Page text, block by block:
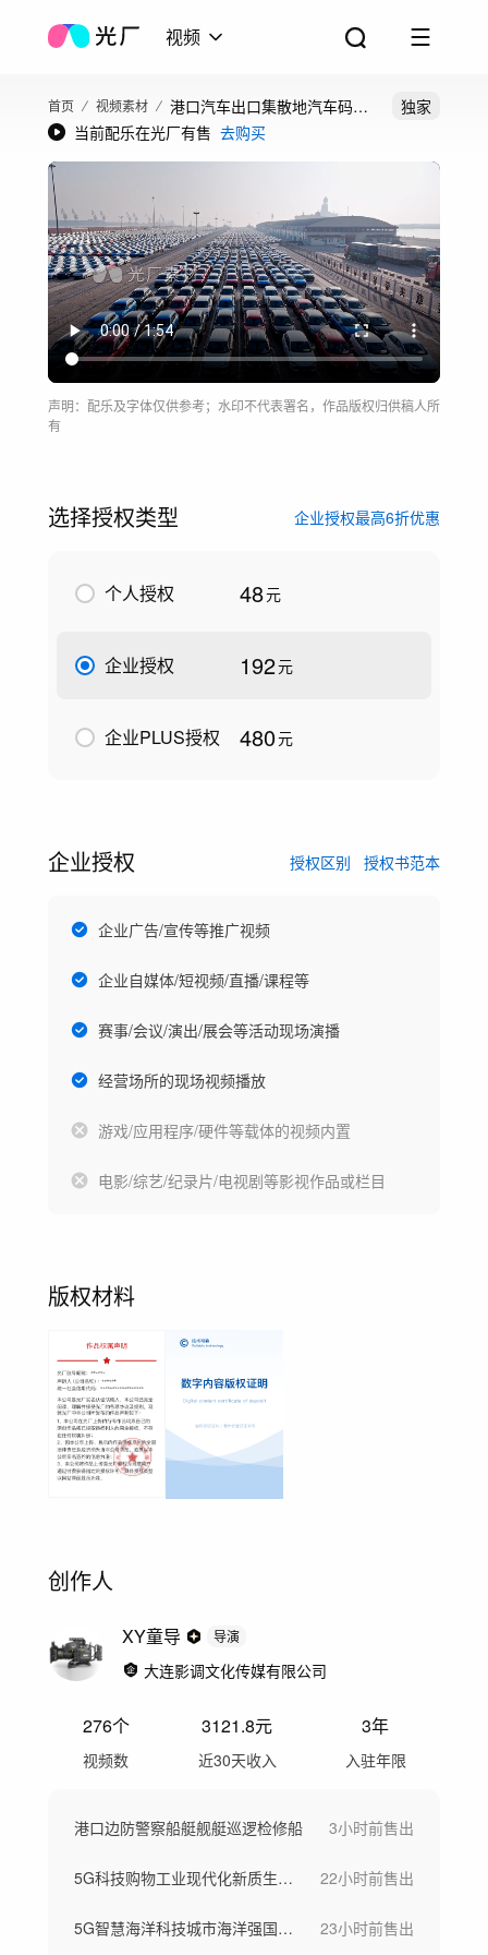
视频
首页 视频素材
港口汽车出口集散地汽车码头
中国制造二手车
独家
当前配乐在光厂有售 去购买
声明：配乐及字体仅供参考；水印不代表署名，作品版权归供稿人所
有
选择授权类型 企业授权最高6折优惠
个人授权 48元
企业授权 192元
企业PLUS授权 480元
企业授权 授权区别 授权书范本
企业广告/宣传等推广视频
企业自媒体/短视频/直播/课程等
赛事/会议/演出/展会等活动现场演播
经营场所的现场视频播放
游戏/应用程序/硬件等载体的视频内置
电影/综艺/纪录片/电视剧等影视作品或栏目
版权材料
创作人
XY童导 导演
大连影调文化传媒有限公司
276个
视频数
3121.8元
近30天收入
3年
入驻年限
港口边防警察船艇舰艇巡逻检修船 3小时前售出
5G科技购物工业现代化新质生产力 22小时前售出
5G智慧海洋科技城市海洋强国素材 23小时前售出